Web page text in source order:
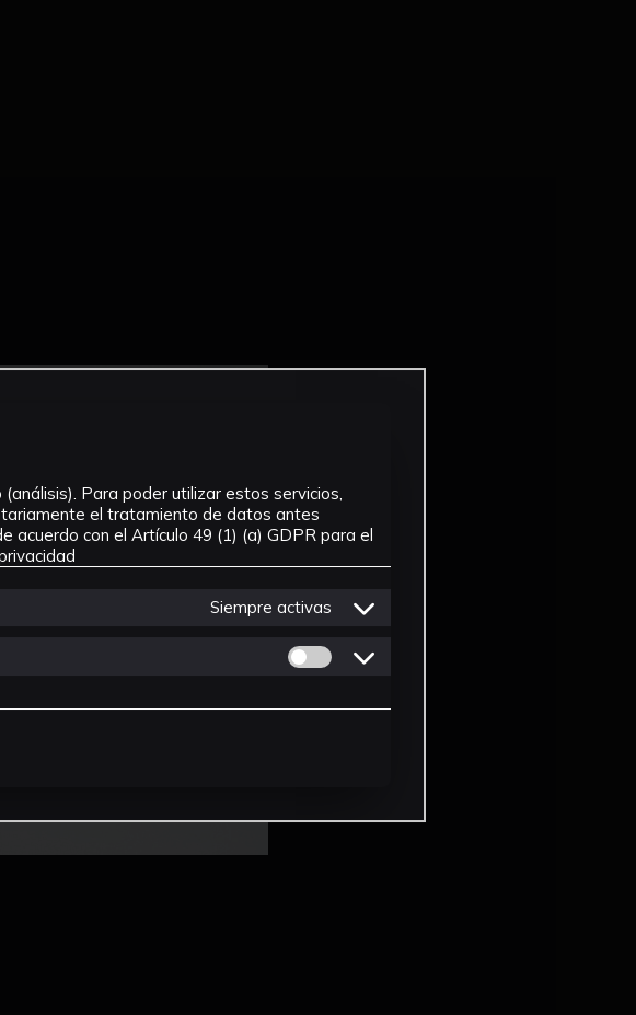
Para poder utilizar estos servicios,
el tratamiento de datos antes
acuerdo con el Artículo 49 (1) (a) GDPR para el
Siempre activas
Permitir cookies de Personalizacion